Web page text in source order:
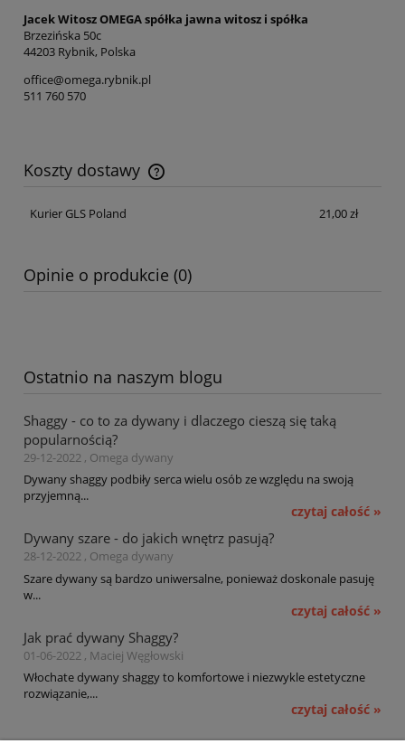
Jacek Witosz OMEGA spółka jawna witosz i spółka
Brzezińska 50c
44203 Rybnik, Polska
office@omega.rybnik.pl
511 760 570
Koszty dostawy
Cena nie zawiera ewentualnych kosztów płatności
Kurier GLS Poland
21,00 zł
Opinie o produkcie (0)
Ostatnio na naszym blogu
Shaggy - co to za dywany i dlaczego cieszą się taką
popularnością?
29-12-2022 , Omega dywany
Dywany shaggy podbiły serca wielu osób ze względu na swoją
przyjemną...
czytaj całość »
Dywany szare - do jakich wnętrz pasują?
28-12-2022 , Omega dywany
Szare dywany są bardzo uniwersalne, ponieważ doskonale pasuję
w...
czytaj całość »
Jak prać dywany Shaggy?
01-06-2022 , Maciej Węgłowski
Włochate dywany shaggy to komfortowe i niezwykle estetyczne
rozwiązanie,...
czytaj całość »